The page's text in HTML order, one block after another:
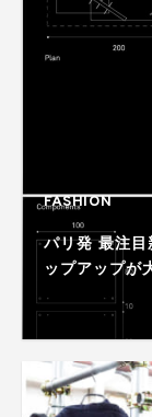
FASHION
パリ発 最注
ップアップが